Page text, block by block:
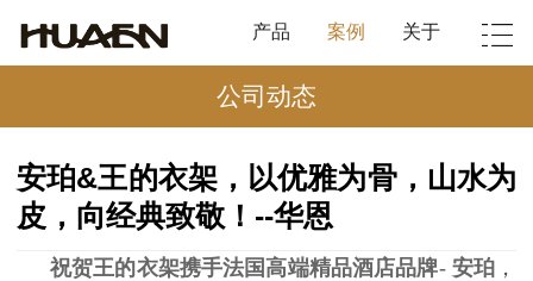
产品 案例 关于
公司动态
安珀&王的衣架，以优雅为骨，山水为
皮，向经典致敬！--华恩
祝贺王的衣架携手法国高端精品酒店品牌- 安珀 ，